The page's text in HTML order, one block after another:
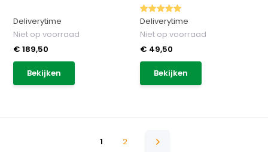
Deliverytime
Niet op voorraad
€ 189,50
Bekijken
Deliverytime
Niet op voorraad
€ 49,50
Bekijken
1 2